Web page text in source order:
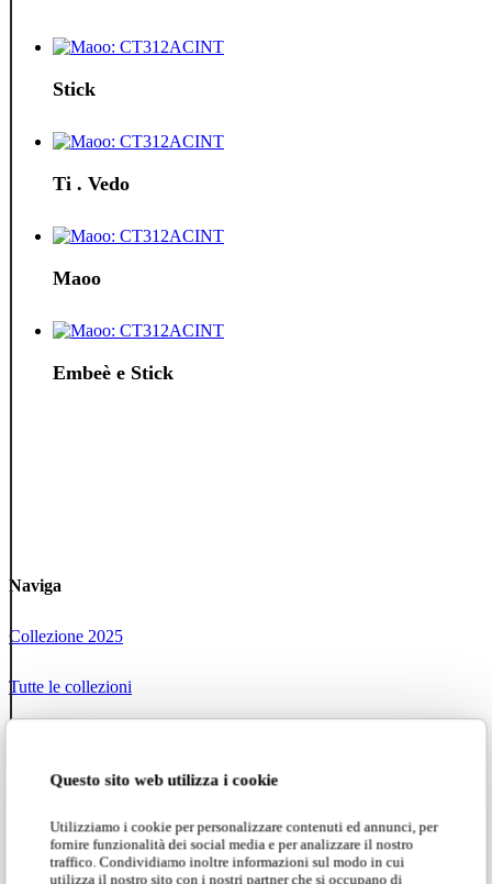
Questo sito web utilizza i cookie
Utilizziamo i cookie per personalizzare contenuti ed annunci, per
fornire funzionalità dei social media e per analizzare il nostro
traffico. Condividiamo inoltre informazioni sul modo in cui
utilizza il nostro sito con i nostri partner che si occupano di
Stick
Ti . Vedo
Maoo
Embeè e Stick
Naviga
Collezione 2025
Tutte le collezioni
Progetti
Social network